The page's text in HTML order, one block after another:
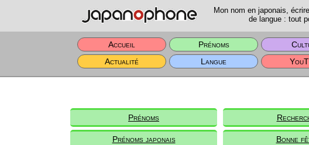
Mon nom en japonais,
de langue : tout
Accueil Prénoms
Actualité
Langue
Prénoms
Prénoms japonais Bonne